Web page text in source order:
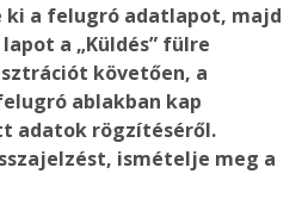
a felugró adatlapot, majd
a „Küldés” fülre
követően, a
ablakban kap
adatok rögzítéséről.
ismételje meg a